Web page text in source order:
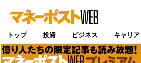
トップ 投資 ビジネス キャリア